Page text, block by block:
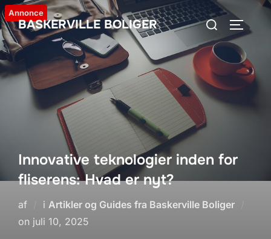
Videre
til
indhold
BASKERVILLE BOLIGER
Søg
efter:
SLÅ
Annonce
Innovative teknologier inden for
fliserens: Hvad er nyt?
af i Artikler og Guides fra Baskerville Boliger
on Udgivet
juli 10, 2025